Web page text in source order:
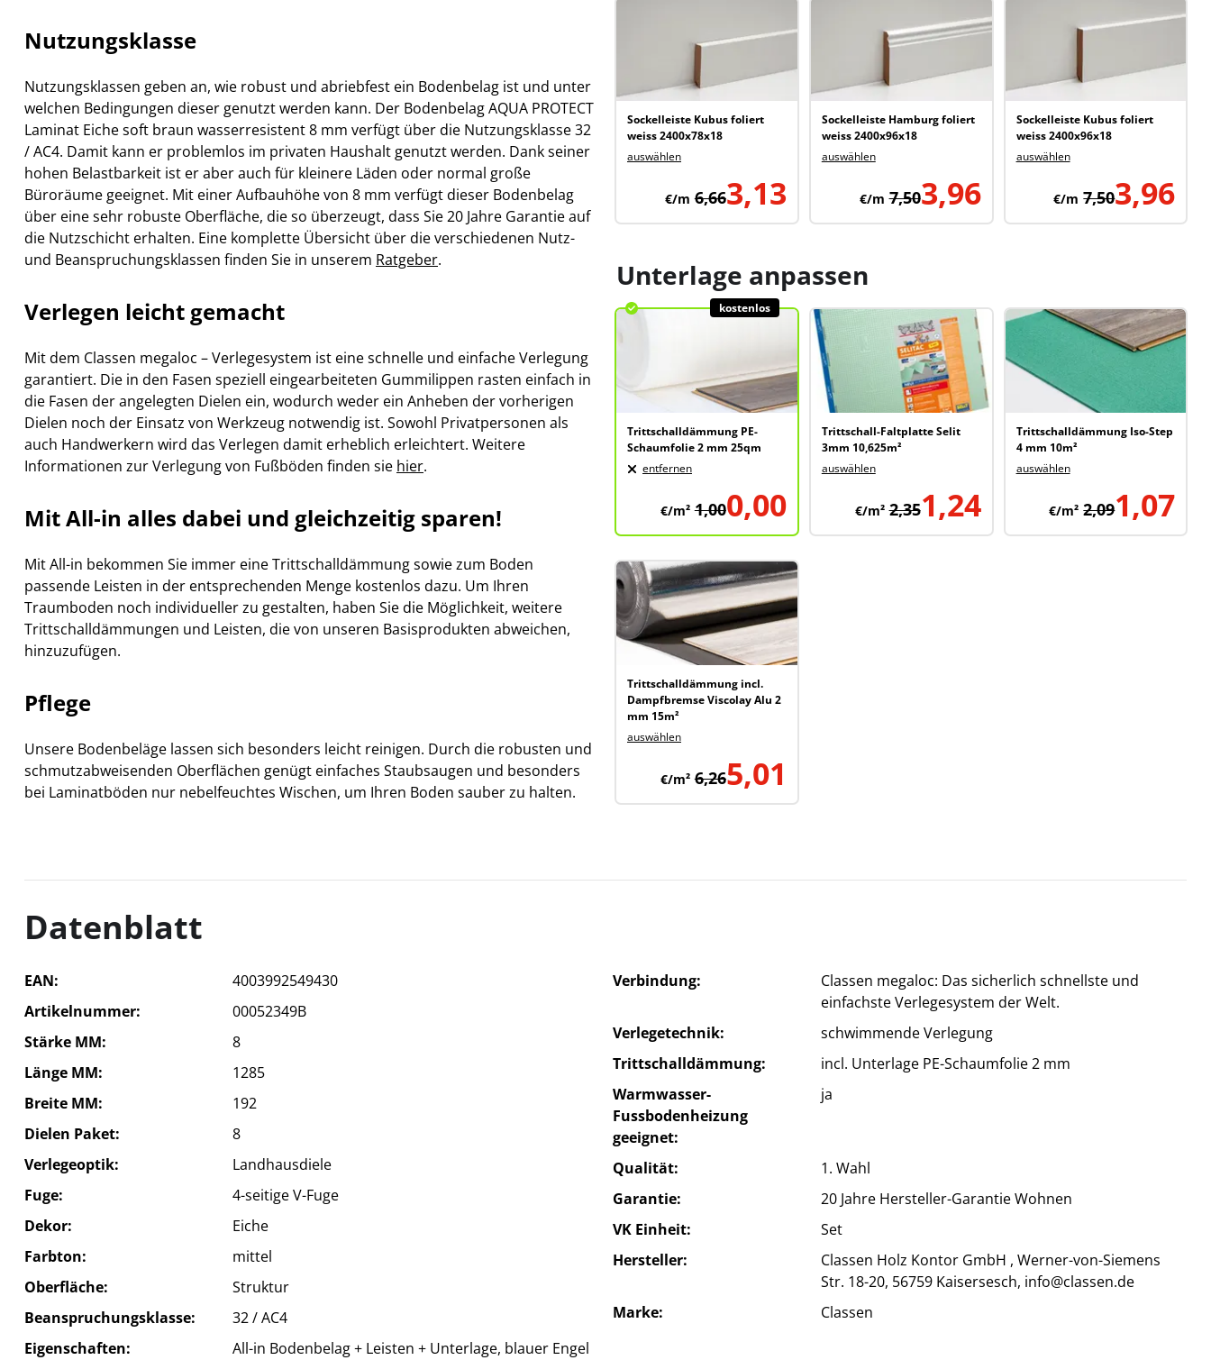
Nutzungsklasse
Nutzungsklassen geben an, wie robust und abriebfest ein Bodenbelag ist und unter
welchen Bedingungen dieser genutzt werden kann. Der Bodenbelag AQUA PROTECT
Laminat Eiche soft braun wasserresistent 8 mm verfügt über die Nutzungsklasse 32
/ AC4. Damit kann er problemlos im privaten Haushalt genutzt werden. Dank seiner
hohen Belastbarkeit ist er aber auch für kleinere Läden oder normal große
Büroräume geeignet. Mit einer Aufbauhöhe von 8 mm verfügt dieser Bodenbelag
über eine sehr robuste Oberfläche, die so überzeugt, dass Sie 20 Jahre Garantie auf
die Nutzschicht erhalten. Eine komplette Übersicht über die verschiedenen Nutz-
und Beanspruchungsklassen finden Sie in unserem Ratgeber.
Verlegen leicht gemacht
Mit dem Classen megaloc – Verlegesystem ist eine schnelle und einfache Verlegung
garantiert. Die in den Fasen speziell eingearbeiteten Gummilippen rasten einfach in
die Fasen der angelegten Dielen ein, wodurch weder ein Anheben der vorherigen
Dielen noch der Einsatz von Werkzeug notwendig ist. Sowohl Privatpersonen als
auch Handwerkern wird das Verlegen damit erheblich erleichtert. Weitere
Informationen zur Verlegung von Fußböden finden sie hier.
Mit All-in alles dabei und gleichzeitig sparen!
Mit All-in bekommen Sie immer eine Trittschalldämmung sowie zum Boden
passende Leisten in der entsprechenden Menge kostenlos dazu. Um Ihren
Traumboden noch individueller zu gestalten, haben Sie die Möglichkeit, weitere
Trittschalldämmungen und Leisten, die von unseren Basisprodukten abweichen,
hinzuzufügen.
Pflege
Unsere Bodenbeläge lassen sich besonders leicht reinigen. Durch die robusten und
schmutzabweisenden Oberflächen genügt einfaches Staubsaugen und besonders
bei Laminatböden nur nebelfeuchtes Wischen, um Ihren Boden sauber zu halten.
Sockelleiste Kubus foliert
weiss 2400x78x18
auswählen
3,13
€/m 6,66
Sockelleiste Hamburg foliert
weiss 2400x96x18
auswählen
3,96
€/m 7,50
Sockelleiste Kubus foliert
weiss 2400x96x18
auswählen
3,96
€/m 7,50
Unterlage anpassen
Trittschalldämmung PE-
Schaumfolie 2 mm 25qm
entfernen
0,00
€/m² 1,00
kostenlos
Trittschall-Faltplatte Selit
3mm 10,625m²
auswählen
1,24
€/m² 2,35
Trittschalldämmung Iso-Step
4 mm 10m²
auswählen
1,07
€/m² 2,09
Trittschalldämmung incl.
Dampfbremse Viscolay Alu 2
mm 15m²
auswählen
5,01
€/m² 6,26
Datenblatt
EAN
4003992549430
Artikelnummer
00052349B
Stärke MM
8
Länge MM
1285
Breite MM
192
Dielen Paket
8
Verlegeoptik
Landhausdiele
Fuge
4-seitige V-Fuge
Dekor
Eiche
Farbton
mittel
Oberfläche
Struktur
Beanspruchungsklasse
32 / AC4
Eigenschaften
All-in Bodenbelag + Leisten + Unterlage, blauer Engel
Verbindung
Classen megaloc: Das sicherlich schnellste und
einfachste Verlegesystem der Welt.
Verlegetechnik
schwimmende Verlegung
Trittschalldämmung
incl. Unterlage PE-Schaumfolie 2 mm
Warmwasser-
Fussbodenheizung
geeignet
ja
Qualität
1. Wahl
Garantie
20 Jahre Hersteller-Garantie Wohnen
VK Einheit
Set
Hersteller
Classen Holz Kontor GmbH , Werner-von-Siemens
Str. 18-20, 56759 Kaisersesch, info@classen.de
Marke
Classen